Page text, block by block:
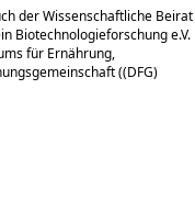
der Wissenschaftliche Beirat
Biotechnologieforschung e.V.
für Ernährung,
((DFG)